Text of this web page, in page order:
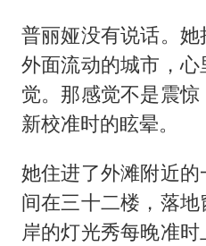
普丽娅没有说话。
外面流动的城市，
觉。那感觉不是震
新校准时的眩晕。
她住进了外滩附近
间在三十二楼，落
岸的灯光秀每晚准